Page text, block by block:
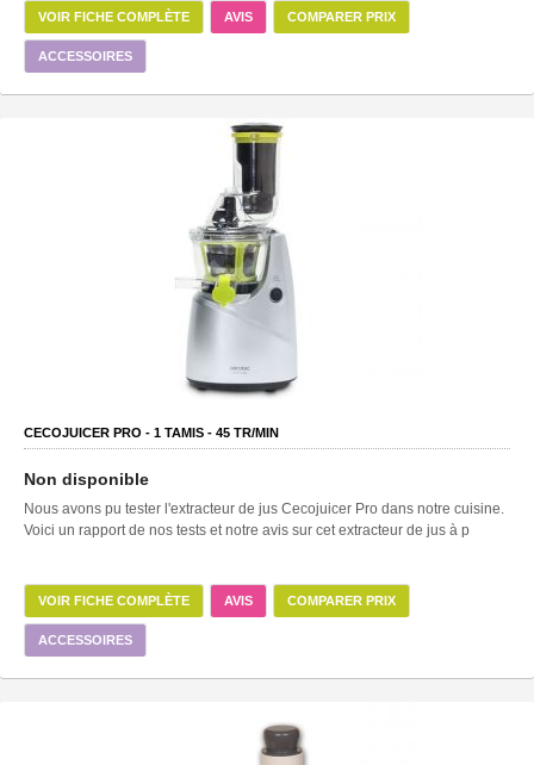
VOIR FICHE COMPLÈTE AVIS COMPARER PRIX
ACCESSOIRES
CECOJUICER PRO - 1 TAMIS - 45 TR/MIN
Non disponible
Nous avons pu tester l'extracteur de jus Cecojuicer Pro dans notre cuisine.
Voici un rapport de nos tests et notre avis sur cet extracteur de jus à p
VOIR FICHE COMPLÈTE AVIS COMPARER PRIX
ACCESSOIRES